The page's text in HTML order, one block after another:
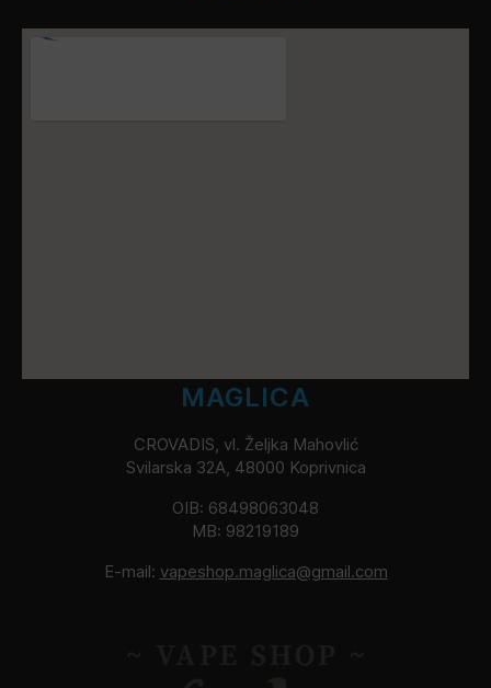
MAGLICA
CROVADIS, vl. Željka Mahovlić
Svilarska 32A, 48000 Koprivnica
OIB: 68498063048
MB: 98219189
E-mail: vapeshop.maglica@gmail.com